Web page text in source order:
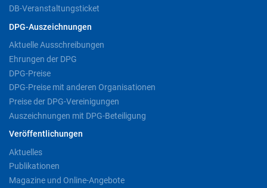
DB-Veranstaltungsticket
DPG-Auszeichnungen
Aktuelle Ausschreibungen
Ehrungen der DPG
DPG-Preise
DPG-Preise mit anderen Organisationen
Preise der DPG-Vereinigungen
Auszeichnungen mit DPG-Beteiligung
Veröffentlichungen
Aktuelles
Publikationen
Magazine und Online-Angebote